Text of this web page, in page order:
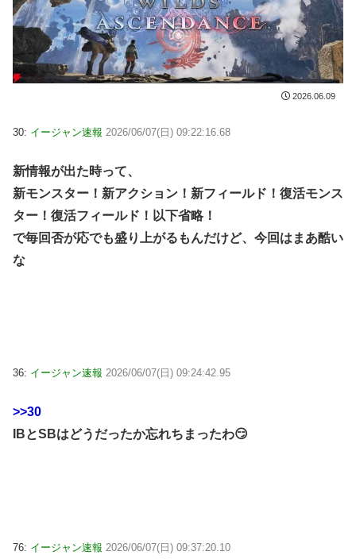
2026.06.09
30: イージャン速報 2026/06/07(日) 09:22:16.68
新情報が出た時って、
新モンスター！新アクション！新フィールド！復活モンス
ター！復活フィールド！以下省略！
で毎回否が応でも盛り上がるもんだけど、今回はまあ酷い
な
36: イージャン速報 2026/06/07(日) 09:24:42.95
>>30
IBとSBはどうだったか忘れちまったわ😏
76: イージャン速報 2026/06/07(日) 09:37:20.10